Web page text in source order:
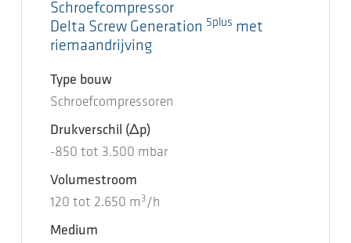
Schroefcompressor
Delta Screw Generation 5plus met
riemaandrijving
Type bouw
Schroefcompressoren
Drukverschil (Δp)
-850 tot 3.500 mbar
Volumestroom
120 tot 2.650 m 3 /h
Medium